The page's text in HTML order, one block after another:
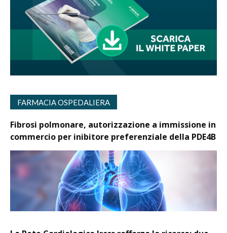
FARMACIA OSPEDALIERA
Fibrosi polmonare, autorizzazione a immissione in
commercio per inibitore preferenziale della PDE4B